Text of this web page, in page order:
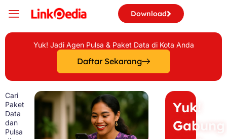
Download
Yuk! Jadi Agen Pulsa & Paket Data di Kota Anda
Daftar Sekarang
Cari
Paket
Data
dan
Pulsa
Yuk!
Gabung